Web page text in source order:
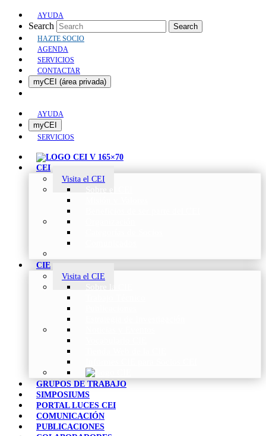
AYUDA
Search Search
HAZTE SOCIO
AGENDA
SERVICIOS
CONTACTAR
myCEI (área privada)
AYUDA
myCEI
SERVICIOS
CEI
Visita el CEI
CIE
Visita el CIE
GRUPOS DE TRABAJO
SIMPOSIUMS
PORTAL LUCES CEI
COMUNICACIÓN
PUBLICACIONES